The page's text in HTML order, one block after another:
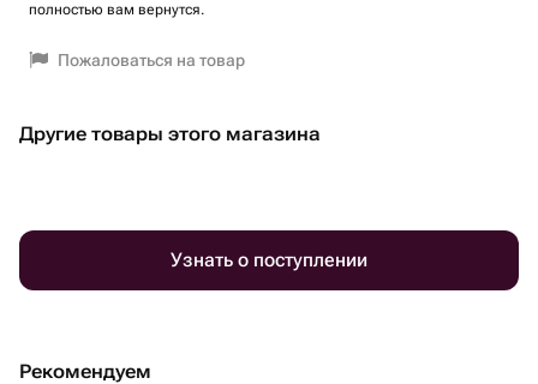
полностью вам вернутся.
Пожаловаться на товар
Другие товары этого магазина
Узнать о поступлении
Рекомендуем